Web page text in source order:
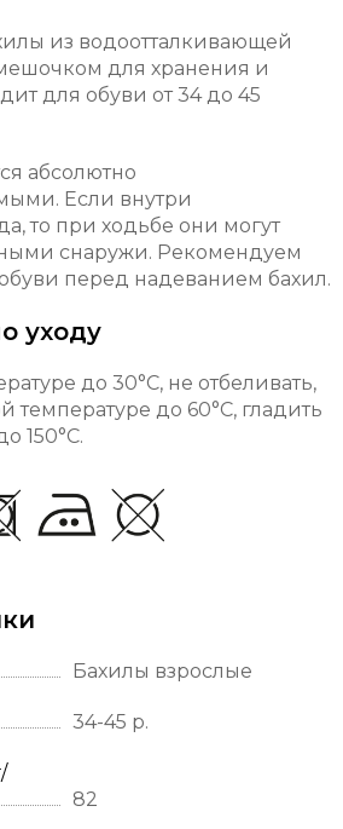
из водоотталкивающей
для хранения и
для обуви от 34 до 45
абсолютно
Если внутри
то при ходьбе они могут
снаружи. Рекомендуем
обуви перед надеванием бахил.
уходу
до 30°C, не отбеливать,
температуре до 60°C, гладить
150°C.
Бахилы взрослые
34-45 р.
82